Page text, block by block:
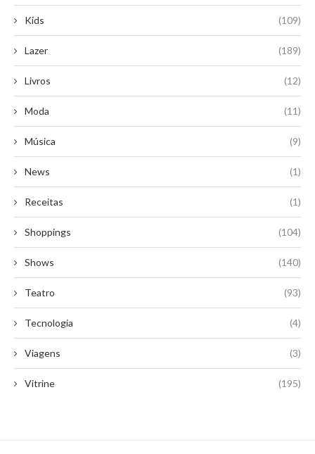
Kids (109)
Lazer (189)
Livros (12)
Moda (11)
Música (9)
News (1)
Receitas (1)
Shoppings (104)
Shows (140)
Teatro (93)
Tecnologia (4)
Viagens (3)
Vitrine (195)